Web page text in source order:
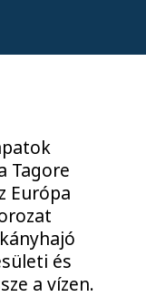
Tagore
Európa
és
a vízen.